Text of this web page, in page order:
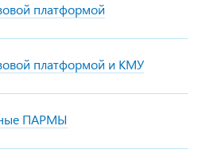
платформой
платформой и КМУ
ПАРМЫ